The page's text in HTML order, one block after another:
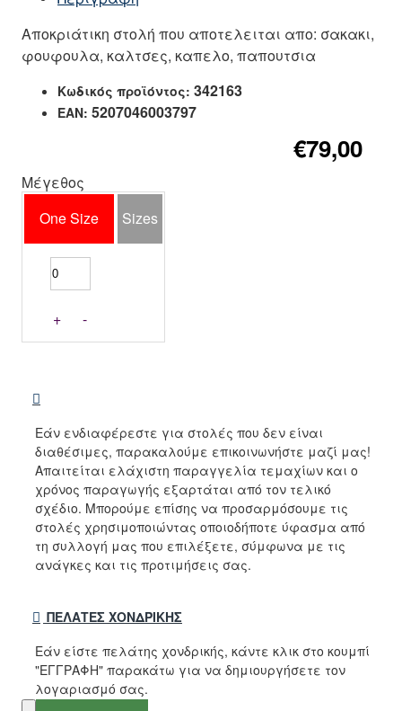
Αποκριάτικη στολή που αποτελειται απο: σακακι,
φουφουλα, καλτσες, καπελο, παπουτσια
Κωδικός προϊόντος: 342163
EAN: 5207046003797
€79,00
Μέγεθος
One Size
Sizes
+ -
Εάν ενδιαφέρεστε για στολές που δεν είναι
διαθέσιμες, παρακαλούμε επικοινωνήστε μαζί μας!
Απαιτείται ελάχιστη παραγγελία τεμαχίων και ο
χρόνος παραγωγής εξαρτάται από τον τελικό
σχέδιο. Μπορούμε επίσης να προσαρμόσουμε τις
στολές χρησιμοποιώντας οποιοδήποτε ύφασμα από
τη συλλογή μας που επιλέξετε, σύμφωνα με τις
ανάγκες και τις προτιμήσεις σας.
ΠΕΛΆΤΕΣ ΧΟΝΔΡΙΚΉΣ
Εάν είστε πελάτης χονδρικής, κάντε κλικ στο κουμπί
"ΕΓΓΡΑΦΗ" παρακάτω για να δημιουργήσετε τον
λογαριασμό σας.